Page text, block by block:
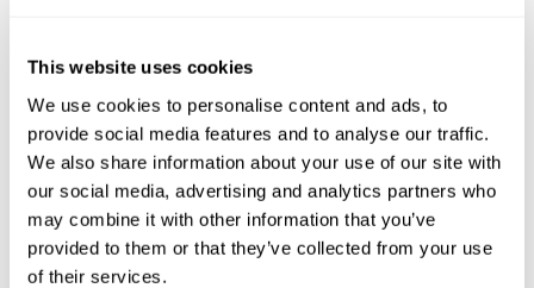
This website uses cookies
We use cookies to personalise content and ads, to
provide social media features and to analyse our traffic.
We also share information about your use of our site with
our social media, advertising and analytics partners who
may combine it with other information that you’ve
provided to them or that they’ve collected from your use
of their services.
__Secure
-YNID
YouTube Utilizzato per
tracciare
l'interazione
dell'utente con i
contenuti
incorporati.
180
giorni